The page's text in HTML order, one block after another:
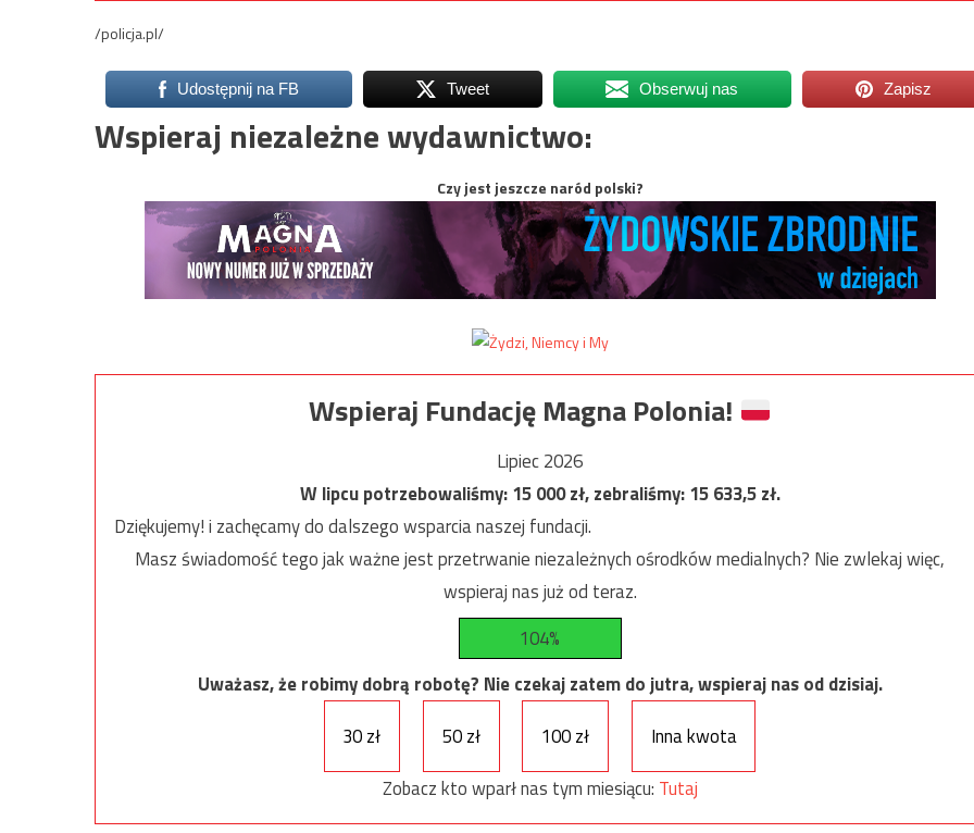
/policja.pl/
Udostępnij na FB Tweet Obserwuj nas Zapisz
Wspieraj niezależne wydawnictwo:
Czy jest jeszcze naród polski?
Wspieraj Fundację Magna Polonia!
Lipiec 2026
W lipcu potrzebowaliśmy:15 000zł, zebraliśmy:15 633,5zł.
Dziękujemy! i zachęcamy do dalszego wsparcia naszej fundacji.
Masz świadomość tego jak ważne jest przetrwanie niezależnych ośrodków medialnych? Nie zwlekaj więc,
wspieraj nas już od teraz.
104%
Uważasz, że robimy dobrą robotę? Nie czekaj zatem do jutra, wspieraj nas od dzisiaj.
30 zł
50 zł 100 zł
Inna kwota
Zobacz kto wparł nas tym miesiącu: Tutaj